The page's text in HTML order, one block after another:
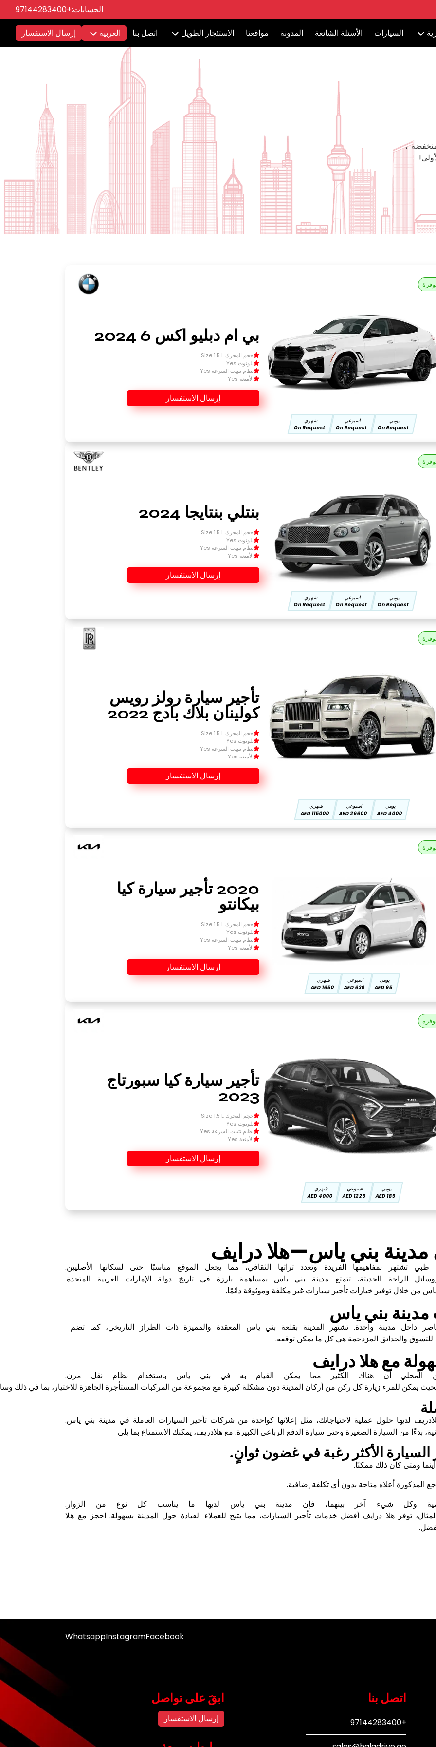
الحسابات:+97144283400
السيارات الأسئلة الشائعة المدونة مواقعنا الاستئجار الطويل اتصل بنا العربية إرسال الاستفسار
،
يومي
On Request
اسبوعي
On Request
شهري
On Request
بي ام دبليو اكس 6 2024
حجم المحرك Size 1.5 L
بلوتوث Yes
نظام تثبيت السرعة Yes
الأمتعة Yes
إرسال الاستفسار
يومي
On Request
اسبوعي
On Request
شهري
On Request
بنتلي بنتايجا 2024
حجم المحرك Size 1.5 L
بلوتوث Yes
نظام تثبيت السرعة Yes
الأمتعة Yes
إرسال الاستفسار
يومي
4000 AED
اسبوعي
26600 AED
شهري
115000 AED
تأجير سيارة رولز رويس
كولينان بلاك بادج 2022
حجم المحرك Size 1.5 L
بلوتوث Yes
نظام تثبيت السرعة Yes
الأمتعة Yes
إرسال الاستفسار
يومي
95 AED
اسبوعي
630 AED
شهري
1650 AED
2020 تأجير سيارة كيا
بيكانتو
حجم المحرك Size 1.5 L
بلوتوث Yes
نظام تثبيت السرعة Yes
الأمتعة Yes
إرسال الاستفسار
يومي
185 AED
اسبوعي
1225 AED
شهري
4000 AED
تأجير سيارة كيا سبورتاج
2023
حجم المحرك Size 1.5 L
بلوتوث Yes
نظام تثبيت السرعة Yes
الأمتعة Yes
إرسال الاستفسار
مدينة بني ياس—هلا درايف
بمفاهيمها الفريدة وتعدد تراثها الثقافي، مما يجعل الموقع مناسبًا حتى لسكانها الأصليين.
الراحة الحديثة، تتمتع مدينة بني ياس بمساهمة بارزة في تاريخ دولة الإمارات العربية المتحدة.
ياس من خلال توفير خياراتتأجير سيارات غير مكلفة وموثوقة دائمًا.
مدينة بني ياس
داخل مدينة واحدة. تشتهر المدينة بقلعة بني ياس المعقدة والمميزة ذات الطراز التاريخي، كما تضم
للتسوق والحدائق المزدحمة هي كل ما يمكن توقعه.
مع هلا درايف
المحلي أن هناك الكثير مما يمكن القيام به في بني ياس باستخدام نظام نقل مرن.
يمكن للمرء زيارة كل ركن من أركان المدينة دون مشكلة كبيرة مع مجموعة من المركبات المستأجرة الجاهزة للاختيار، بما في ذلك
لديها حلول عملية لاحتياجاتك، مثل إعلانها كواحدة من شركات تأجير السيارات العاملة في مدينة بني ياس.
بدءًا من السيارة الصغيرة وحتى سيارة الدفع الرباعي الكبيرة. مع هلادريف، يمكنك الاستمتاع بما يلي
الأكثر رغبة في غضون ثوانٍ.
ومتى كان ذلك ممكنًا.
المذكورة أعلاه متاحة بدون أي تكلفة إضافية.
وكل شيء آخر بينهما، فإن مدينة بني ياس لديها ما يناسب كل نوع من الزوار.
توفر هلا درايف أفضل خدمات تأجير السيارات، مما يتيح للعملاء القيادة حول المدينة بسهولة. احجز مع هلا
Facebook
Instagram
Whatsapp
اتصل بنا
+97144283400
ابقَ على تواصل
إرسال الاستفسار